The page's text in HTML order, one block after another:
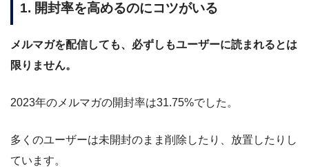
1. 開封率を高めるのにコツがいる
メルマガを配信しても、必ずしもユーザーに読まれるとは
限りません。
2023年のメルマガの開封率は31.75%でした。
多くのユーザーは未開封のまま削除したり、放置したりし
ています。